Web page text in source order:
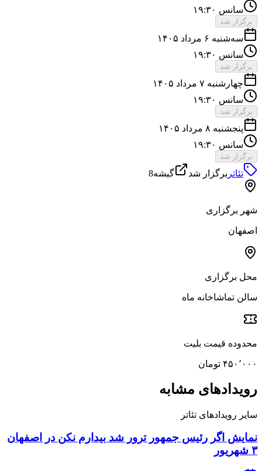
سانس ۱۹:۳۰
برگزار شد
سه‌شنبه ۶ مرداد ۱۴۰۵
سانس ۱۹:۳۰
برگزار شد
چهارشنبه ۷ مرداد ۱۴۰۵
سانس ۱۹:۳۰
برگزار شد
پنجشنبه ۸ مرداد ۱۴۰۵
سانس ۱۹:۳۰
برگزار شد
تئاتر برگزار شد گیشه8
شهر برگزاری
اصفهان
محل برگزاری
سالن تماشاخانه ماه
محدوده قیمت بلیت
۴۵۰٬۰۰۰ تومان
رویدادهای مشابه
سایر رویدادهای تئاتر
نمایش اگر رئیس جمهور ترور شد بیدارم نکن در اصفهان
۳ شهریور